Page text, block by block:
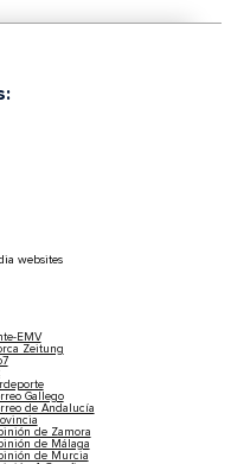
websites
EMV
Zeitung
Gallego
de Andalucía
de Zamora
de Málaga
de Murcia